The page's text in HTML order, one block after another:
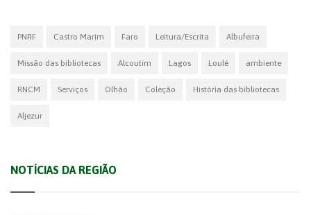
PNRF Castro Marim Faro Leitura/Escrita Albufeira
Missão das bibliotecas Alcoutim Lagos Loulé ambiente
RNCM Serviços Olhão Coleção História das bibliotecas
Aljezur
NOTÍCIAS DA REGIÃO